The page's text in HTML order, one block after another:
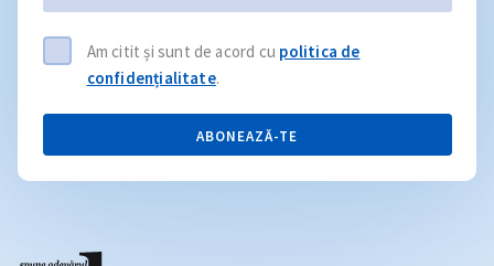
Am citit și sunt de acord cu politica de
confidențialitate.
ABONEAZĂ-TE